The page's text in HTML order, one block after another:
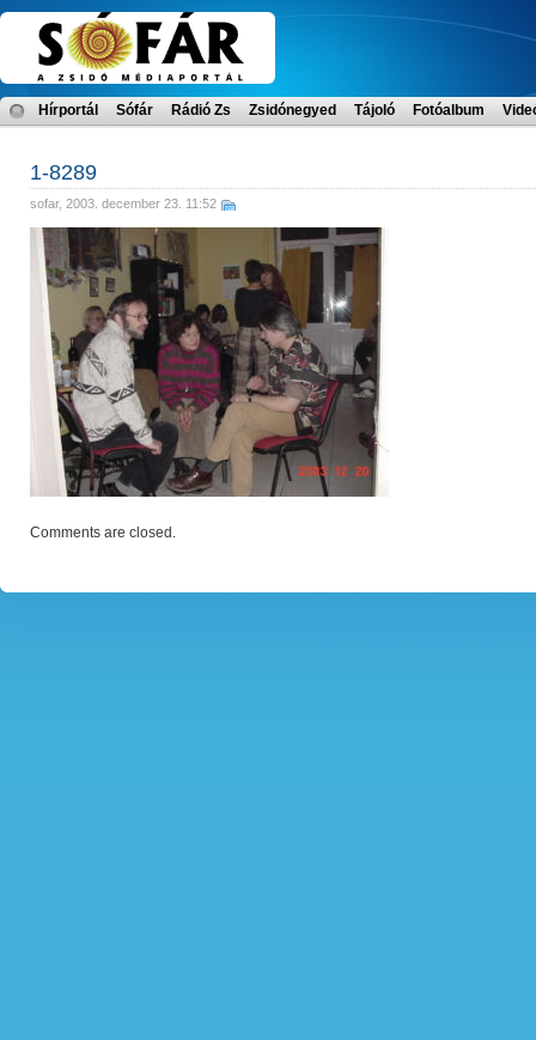
Hírportál Sófár Rádió Zs Zsidónegyed Tájoló Fotóalbum
1-8289
sofar, 2003. december 23. 11:52
Comments are closed.